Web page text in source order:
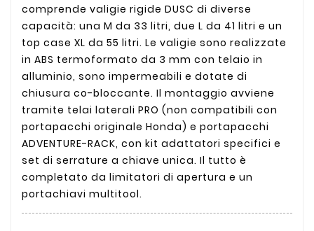
comprende valigie rigide DUSC di diverse
capacità: una M da 33 litri, due L da 41 litri e un
top case XL da 55 litri. Le valigie sono realizzate
in ABS termoformato da 3 mm con telaio in
alluminio, sono impermeabili e dotate di
chiusura co-bloccante. Il montaggio avviene
tramite telai laterali PRO (non compatibili con
portapacchi originale Honda) e portapacchi
ADVENTURE-RACK, con kit adattatori specifici e
set di serrature a chiave unica. Il tutto è
completato da limitatori di apertura e un
portachiavi multitool.